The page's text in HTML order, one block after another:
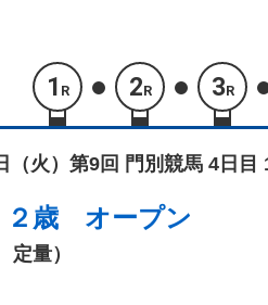
1 R 2R 3R
火） 第9回 門別競馬 4日
２歳 オープン
量）